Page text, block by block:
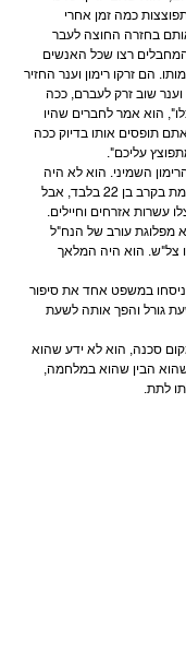
כמה זמן אחרי
בחזרה החוצה לעבר
רצו שכל האנשים
הם זרקו רימון וענר החזיר
וענר שוב זרק לעברם, ככה
הוא אמר לחברים שהיו
תופסים אותו בדיוק ככה
עליכם".
השמיני. הוא לא היה
יכול להמשיך להילחם, הוא מת בקרב בן 22 בלבד, אבל
עשרות אזרחים וחיילים.
מפלוגת עורב של הנח"ל
צל"ש. הוא היה המלאך
ניסחו במשפט אחד את סיפור
גורל והפך אותה לשעת
סכנה, הוא לא ידע שהוא
שהוא הבין שהוא במלחמה,
לתת.